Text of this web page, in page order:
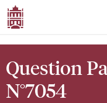
Question
N°7054